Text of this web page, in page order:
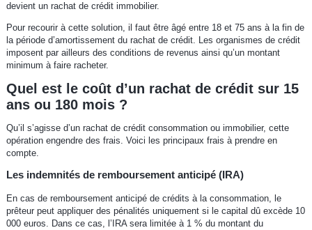
devient un rachat de crédit immobilier.
Pour recourir à cette solution, il faut être âgé entre 18 et 75 ans à la fin de
la période d’amortissement du rachat de crédit. Les organismes de crédit
imposent par ailleurs des conditions de revenus ainsi qu’un montant
minimum à faire racheter.
Quel est le coût d’un rachat de crédit sur 15
ans ou 180 mois ?
Qu’il s’agisse d’un rachat de crédit consommation ou immobilier, cette
opération engendre des frais. Voici les principaux frais à prendre en
compte.
Les indemnités de remboursement anticipé (IRA)
En cas de remboursement anticipé de crédits à la consommation, le
prêteur peut appliquer des pénalités uniquement si le capital dû excède 10
000 euros. Dans ce cas, l’IRA sera limitée à 1 % du montant du